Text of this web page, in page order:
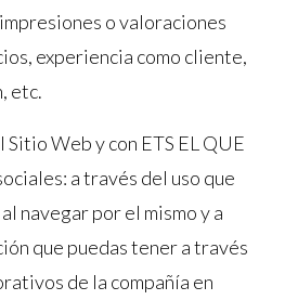
o valoraciones
experiencia como cliente,
etc.
Web y con ETS EL QUE
a través del uso que
navegar por el mismo y a
que puedas tener a través
de la compañía en